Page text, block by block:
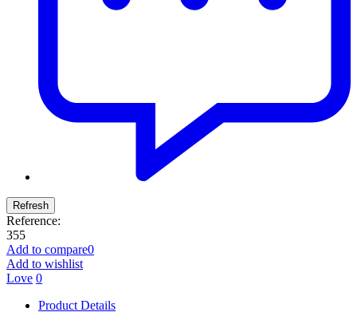
Reference:
355
Add to compare0
Add to wishlist
Love 0
Product Details